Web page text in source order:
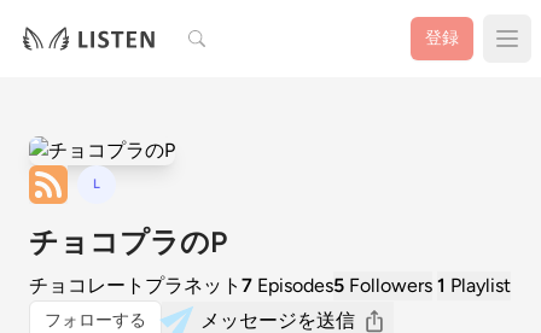
検索 登録
L
チョコプラのP
チョコレートプラネット 7 Episodes5 Followers 1 Playlist
フォローする メッセージを送信